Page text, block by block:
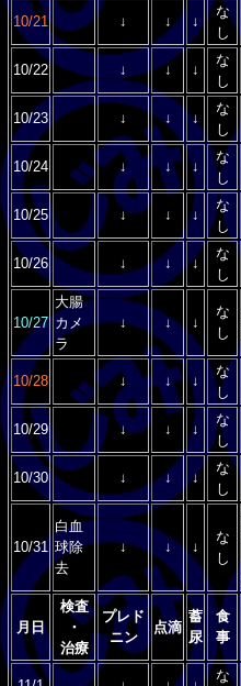
10/21 ↓ ↓ ↓
な
し
10/22 ↓ ↓ ↓
な
し
10/23 ↓ ↓ ↓
な
し
10/24 ↓ ↓ ↓
な
し
10/25 ↓ ↓ ↓
な
し
10/26 ↓ ↓ ↓
な
し
10/27
大腸
カメ
ラ
↓ ↓ ↓
な
し
10/28 ↓ ↓ ↓
な
し
10/29 ↓ ↓ ↓
な
し
10/30 ↓ ↓ ↓
な
し
10/31
白血
球除
去
↓ ↓ ↓
な
し
月日
検査
・
治療
プレド
ニン
点滴
蓄
尿
食
事
な